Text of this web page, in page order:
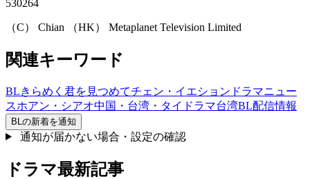
530264
（C） Chian （HK） Metaplanet Television Limited
関連キーワード
BLきらめく君を見つめてチェン・イエション ドラマニュー
スホアン・シアオ中国・台湾・タイドラマ台湾BL配信情報
BL の新着を通知
通知が届かない場合・設定の確認
ドラマ最新記事